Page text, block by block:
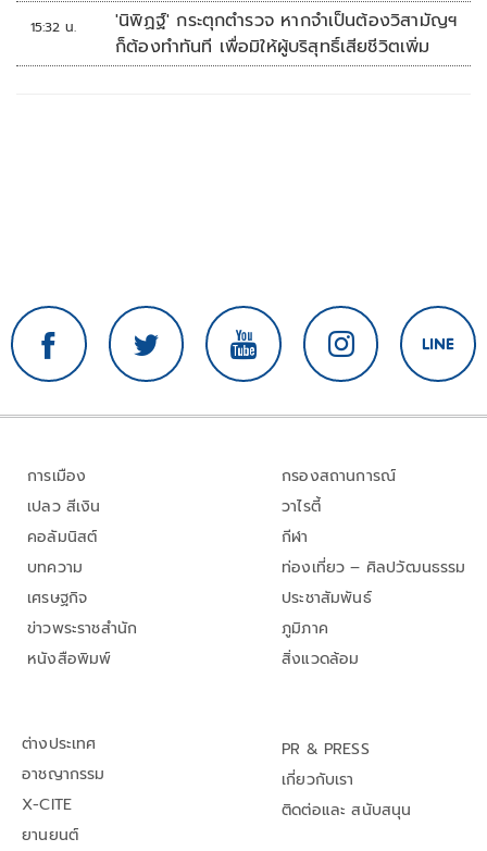
ภายในรพ.
15:32 น.
'นิพิฏฐ์' กระตุกตำรวจ หากจำเป็นต้องวิสามัญฯ
ก็ต้องทำทันที เพื่อมิให้ผู้บริสุทธิ์เสียชีวิตเพิ่ม
การเมือง
เปลว สีเงิน
คอลัมนิสต์
บทความ
เศรษฐกิจ
ข่าวพระราชสำนัก
หนังสือพิมพ์
กรองสถานการณ์
วาไรตี้
กีฬา
ท่องเที่ยว – ศิลปวัฒนธรรม
ประชาสัมพันธ์
ภูมิภาค
สิ่งแวดล้อม
ต่างประเทศ
อาชญากรรม
X-CITE
ยานยนต์
PR & PRESS
เกี่ยวกับเรา
ติดต่อและ สนับสนุน